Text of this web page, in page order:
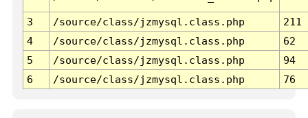
3 /source/class/jzmysql.class.php
211
4
/source/class/jzmysql.class.php
62
5
/source/class/jzmysql.class.php
94
6
/source/class/jzmysql.class.php 76